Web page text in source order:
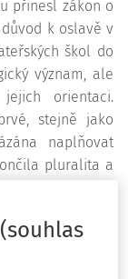
přinesl zákon o
k oslavě v
škol do
význam, ale
orientaci.
stejně jako
naplňovat
pluralita a
žen,
škol, pro něž